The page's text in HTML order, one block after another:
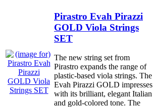
Pirastro Evah Pirazzi
GOLD Viola Strings
SET
The new string set from
Pirastro expands the range of
plastic-based viola strings. The
Evah Pirazzi GOLD impresses
with its brilliant, elegant Italian
and gold-colored tone. The